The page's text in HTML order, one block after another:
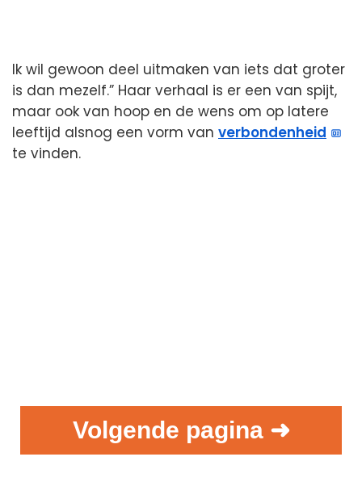
Ik wil gewoon deel uitmaken van iets dat groter
is dan mezelf.” Haar verhaal is er een van spijt,
maar ook van hoop en de wens om op latere
leeftijd alsnog een vorm van verbondenheid
te vinden.
Volgende pagina ➜